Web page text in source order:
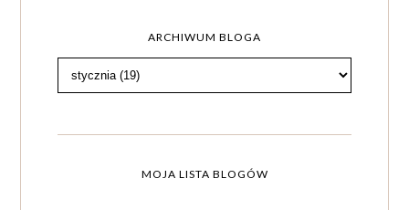
ARCHIWUM BLOGA
MOJA LISTA BLOGÓW